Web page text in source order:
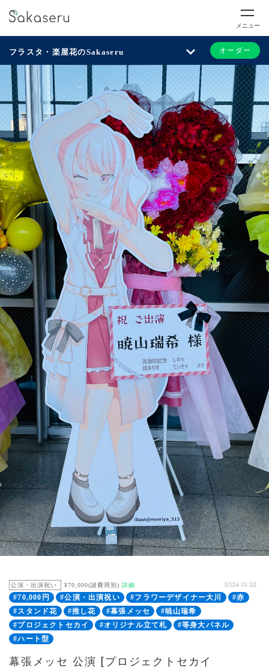
メニュー
フラスタ・楽屋花のSakaseru オーダー
公演・出演祝い ¥70,000(諸費用別) 詳細 2026.01.22
#70,000円 #公演・出演祝い #フラワーデザイナー大川
#赤
#スタンド花
#推し花 #幕張メッセ
#暁山瑞希
#プロジェクトセカイ
#オリジナル立て札
#等身大パネル
#ハート型
幕張メッセ 公演 [プロジェクトセカイ